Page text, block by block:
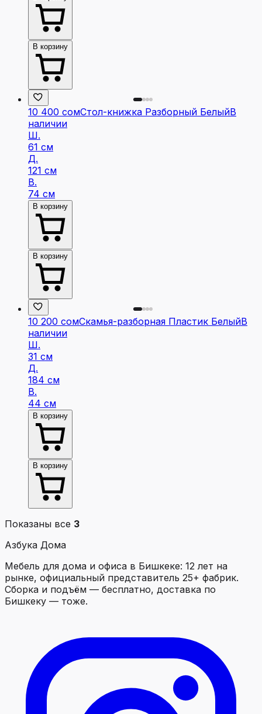
В корзину
10 400 сомСтол-книжка Разборный БелыйВ
наличии
Ш.
61 см
Д.
121 см
В.
74 см
В корзину
В корзину
10 200 сомСкамья-разборная Пластик БелыйВ
наличии
Ш.
31 см
Д.
184 см
В.
44 см
В корзину
В корзину
Показаны все 3
Азбука Дома
Мебель для дома и офиса в Бишкеке: 12 лет на
рынке, официальный представитель 25+ фабрик.
Сборка и подъём — бесплатно, доставка по
Бишкеку — тоже.